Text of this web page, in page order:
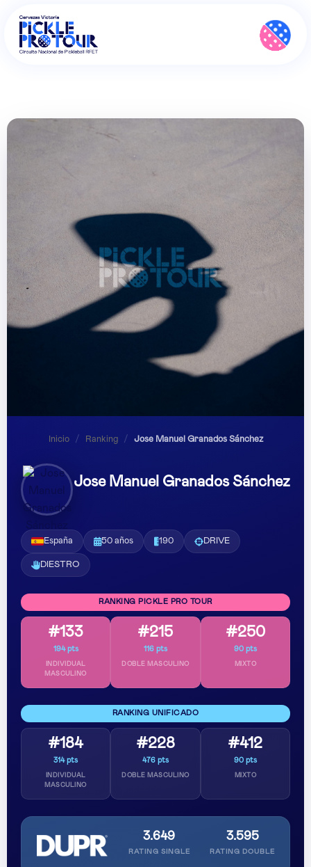
Inicio / Ranking / Jose Manuel Granados Sánchez
Jose Manuel Granados Sánchez
España 50 años 190 DRIVE
DIESTRO
RANKING PICKLE PRO TOUR
#133
194 pts
INDIVIDUAL
MASCULINO
#215
116 pts
DOBLE MASCULINO
#250
90 pts
MIXTO
RANKING UNIFICADO
#184
314 pts
INDIVIDUAL
MASCULINO
#228
476 pts
DOBLE MASCULINO
#412
90 pts
MIXTO
3.649
RATING SINGLE
3.595
RATING DOUBLE